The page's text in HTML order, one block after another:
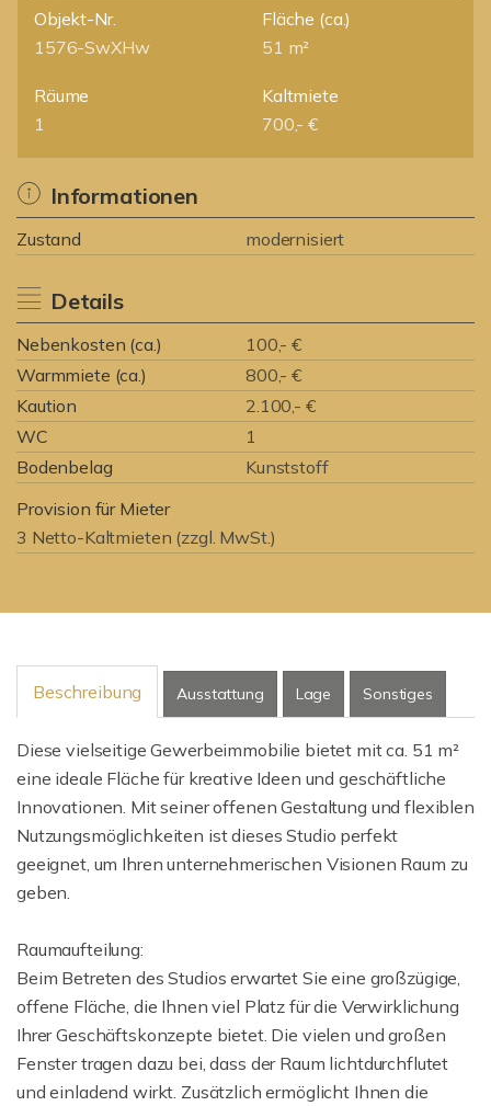
Objekt-Nr.
1576-SwXHw
Fläche (ca.)
51 m²
Räume
1
Kaltmiete
700,- €
Informationen
Zustand modernisiert
Details
Nebenkosten (ca.)
100,- €
Warmmiete (ca.)
800,- €
Kaution
2.100,- €
WC
1
Bodenbelag
Kunststoff
Provision für Mieter
3 Netto-Kaltmieten (zzgl. MwSt.)
Beschreibung Ausstattung Lage Sonstiges
Diese vielseitige Gewerbeimmobilie bietet mit ca. 51 m²
eine ideale Fläche für kreative Ideen und geschäftliche
Innovationen. Mit seiner offenen Gestaltung und flexiblen
Nutzungsmöglichkeiten ist dieses Studio perfekt
geeignet, um Ihren unternehmerischen Visionen Raum zu
geben.
Raumaufteilung:
Beim Betreten des Studios erwartet Sie eine großzügige,
offene Fläche, die Ihnen viel Platz für die Verwirklichung
Ihrer Geschäftskonzepte bietet. Die vielen und großen
Fenster tragen dazu bei, dass der Raum lichtdurchflutet
und einladend wirkt. Zusätzlich ermöglicht Ihnen die